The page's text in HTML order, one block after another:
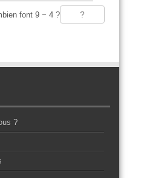
font 9 − 4 ?
?